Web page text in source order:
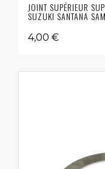
JOINT SUPÉRIEUR
SUZUKI SANTANA
4,00 €